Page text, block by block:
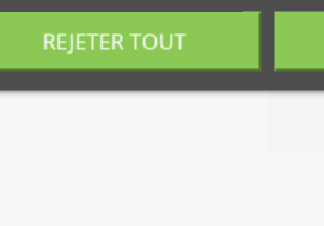
REJETER TOUT